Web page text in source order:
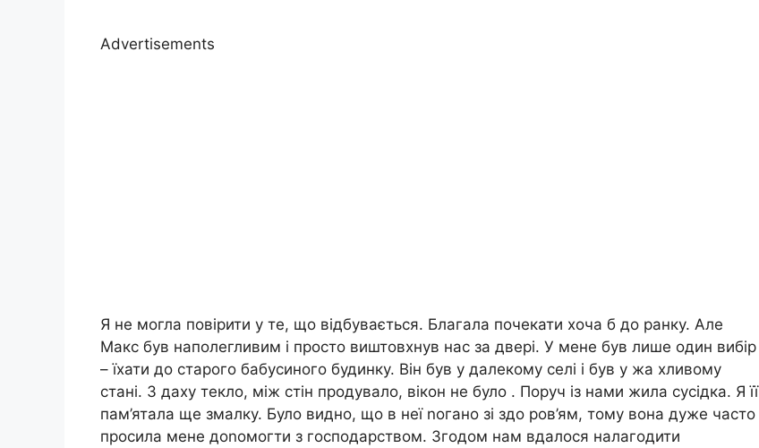
Advertisements
Я не могла повірити у те, що відбувається. Благала почекати хоча б до ранку. Але
Макс був наполегливим і просто виштовхнув нас за двері. У мене був лише один вибір
– їхати до старого бабусиного будинку. Він був у далекому селі і був у жа хливому
стані. З даху текло, між стін продувало, вікон не було . Поруч із нами жила сусідка. Я її
пам’ятала ще змалку. Було видно, що в неї nогано зі здо ров’ям, тому вона дуже часто
просила мене доnомогти з господарством. Згодом нам вдалося налагодити